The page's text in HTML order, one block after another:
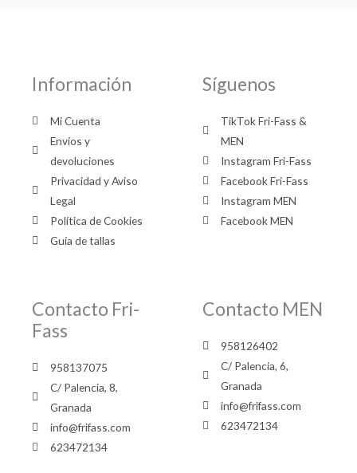
Información
Mi Cuenta
Envíos y
devoluciones
Privacidad y Aviso
Legal
Política de Cookies
Guía de tallas
Síguenos
TikTok Fri-Fass &
MEN
Instagram Fri-Fass
Facebook Fri-Fass
Instagram MEN
Facebook MEN
Contacto Fri-
Fass
958137075
C/ Palencia, 8,
Granada
info@frifass.com
623472134
Contacto MEN
958126402
C/ Palencia, 6,
Granada
info@frifass.com
623472134